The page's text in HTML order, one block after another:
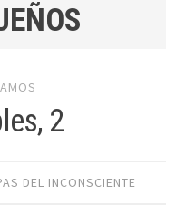
2
DEL INCONSCIENTE